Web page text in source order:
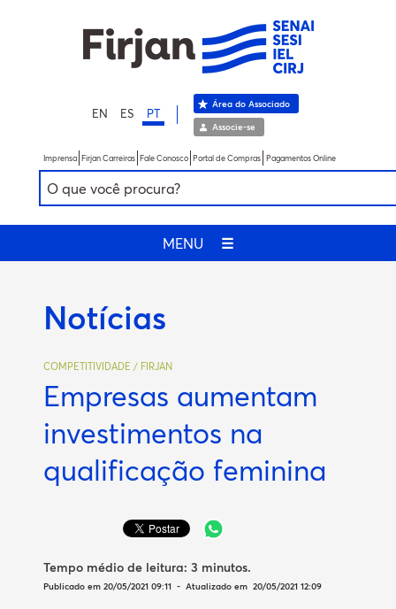
EN ES PT
Área do Associado
Associe-se
Imprensa Firjan Carreiras Fale Conosco Portal de Compras Pagamentos Online
MENU ☰
Notícias
COMPETITIVIDADE / FIRJAN
Empresas aumentam
investimentos na
qualificação feminina
Tempo médio de leitura: 3 minutos.
Publicado em 20/05/2021 09:11 - Atualizado em 20/05/2021 12:09